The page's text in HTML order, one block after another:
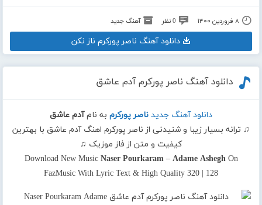
۸ فروردین ۱۴۰۰ 0 نظر آهنگ جدید
دانلود آهنگ ناصر پورکرم ناز نکن
دانلود آهنگ ناصر پورکرم آدم عاشق
دانلود آهنگ جدید ناصر پورکرم به نامآدم عاشق
♫ ترانه بسیار زیبا و شنیدنی از ناصر پورکرم اهنگ آدم عاشق با بهترین
کیفیت و متن از فاز موزیک ♫
Download New Music Naser Pourkaram– Adame AsheghOn
FazMusic With Lyric Text & High Quality 320 | 128